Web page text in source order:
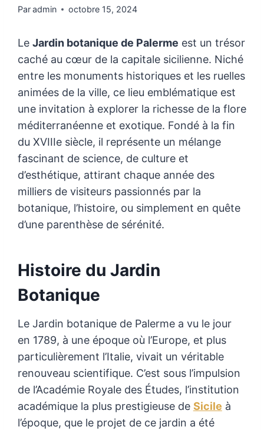
Paradmin octobre 15, 2024
Le Jardin botanique de Palerme est un trésor
caché au cœur de la capitale sicilienne. Niché
entre les monuments historiques et les ruelles
animées de la ville, ce lieu emblématique est
une invitation à explorer la richesse de la flore
méditerranéenne et exotique. Fondé à la fin
du XVIIIe siècle, il représente un mélange
fascinant de science, de culture et
d’esthétique, attirant chaque année des
milliers de visiteurs passionnés par la
botanique, l’histoire, ou simplement en quête
d’une parenthèse de sérénité.
Histoire du Jardin
Botanique
Le Jardin botanique de Palerme a vu le jour
en 1789, à une époque où l’Europe, et plus
particulièrement l’Italie, vivait un véritable
renouveau scientifique. C’est sous l’impulsion
de l’Académie Royale des Études, l’institution
académique la plus prestigieuse de Sicile à
l’époque, que le projet de ce jardin a été